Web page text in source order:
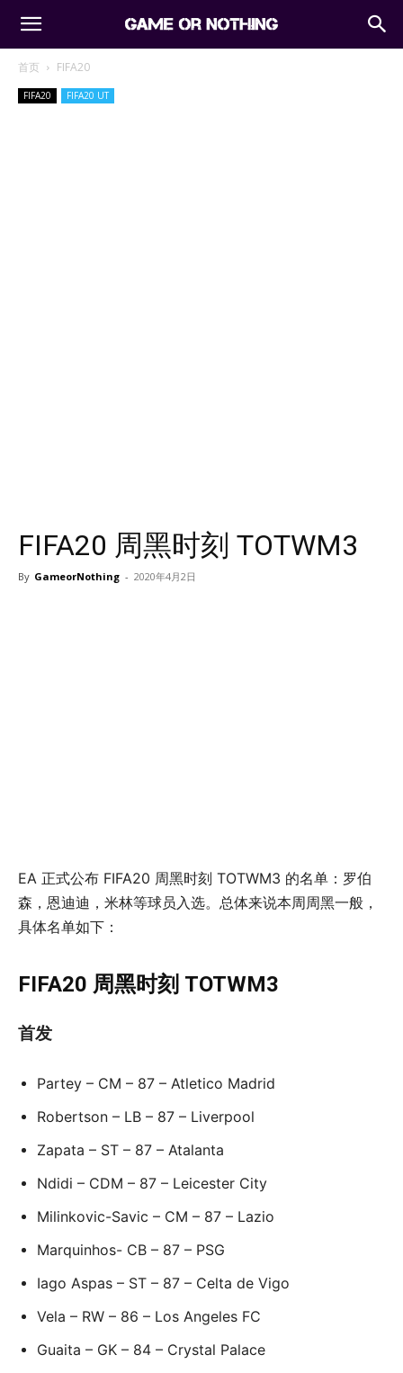
首页 FIFA20
FIFA20 FIFA20 UT
FIFA20 周黑时刻 TOTWM3
By GameorNothing - 2020年4月2日
EA 正式公布 FIFA20 周黑时刻 TOTWM3 的名单：罗伯
森，恩迪迪，米林等球员入选。总体来说本周周黑一般，
具体名单如下：
FIFA20 周黑时刻 TOTWM3
首发
Partey – CM – 87 – Atletico Madrid
Robertson – LB – 87 – Liverpool
Zapata – ST – 87 – Atalanta
Ndidi – CDM – 87 – Leicester City
Milinkovic-Savic – CM – 87 – Lazio
Marquinhos- CB – 87 – PSG
Iago Aspas – ST – 87 – Celta de Vigo
Vela – RW – 86 – Los Angeles FC
Guaita – GK – 84 – Crystal Palace